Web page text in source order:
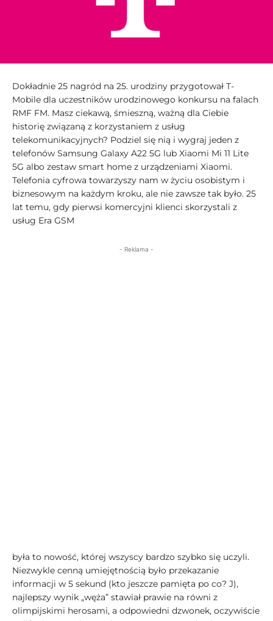
Dokładnie 25 nagród na 25. urodziny przygotował T-
Mobile dla uczestników urodzinowego konkursu na falach
RMF FM. Masz ciekawą, śmieszną, ważną dla Ciebie
historię związaną z korzystaniem z usług
telekomunikacyjnych? Podziel się nią i wygraj jeden z
telefonów Samsung Galaxy A22 5G lub Xiaomi Mi 11 Lite
5G albo zestaw smart home z urządzeniami Xiaomi.
Telefonia cyfrowa towarzyszy nam w życiu osobistym i
biznesowym na każdym kroku, ale nie zawsze tak było. 25
lat temu, gdy pierwsi komercyjni klienci skorzystali z
usług Era GSM
- Reklama -
była to nowość, której wszyscy bardzo szybko się uczyli.
Niezwykle cenną umiejętnością było przekazanie
informacji w 5 sekund (kto jeszcze pamięta po co? J),
najlepszy wynik „węża” stawiał prawie na równi z
olimpijskimi herosami, a odpowiedni dzwonek, oczywiście